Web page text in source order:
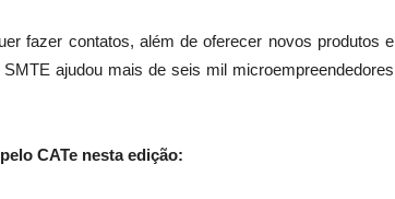
fazer contatos, além de oferecer novos produtos e
ajudou mais de seis mil microempreendedores
CATe nesta edição: